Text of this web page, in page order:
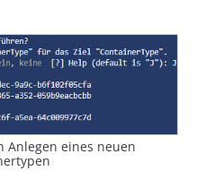
Anlegen eines neuen